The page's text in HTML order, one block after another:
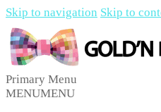
Skip to navigation Skip to
Gold'n Blog
Critique de séries et films,
Primary Menu
MENUMENU